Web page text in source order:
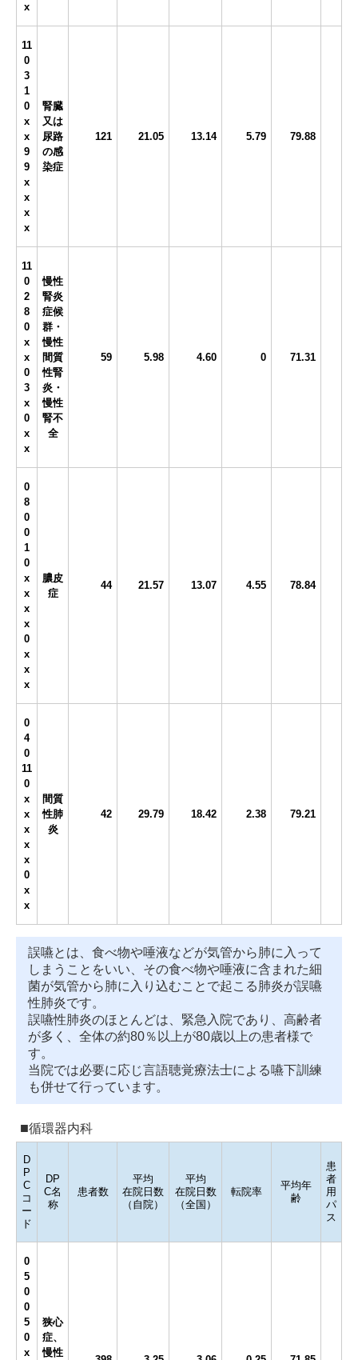
x
11
0
3
1
0
x
x
9
9
x
x
x
x
腎臓
又は
尿路
の感
染症
121 21.05 13.14 5.79 79.88
11
0
2
8
0
x
x
0
3
x
0
x
x
慢性
腎炎
症候
群・
慢性
間質
性腎
炎・
慢性
腎不
全
59 5.98 4.60 0 71.31
0
8
0
0
1
0
x
x
x
x
0
x
x
x
膿皮
症
44 21.57 13.07 4.55 78.84
0
4
0
11
0
x
x
x
x
x
0
x
x
間質
性肺
炎
42 29.79 18.42 2.38 79.21
誤嚥とは、食べ物や唾液などが気管から肺に入って
しまうことをいい、その食べ物や唾液に含まれた細
菌が気管から肺に入り込むことで起こる肺炎が誤嚥
性肺炎です。
誤嚥性肺炎のほとんどは、緊急入院であり、高齢者
が多く、全体の約80％以上が80歳以上の患者様で
す。
当院では必要に応じ言語聴覚療法士による嚥下訓練
も併せて行っています。
循環器内科
D
P
C
コ
ー
ド
DP
C名
称
患者数
平均
在院日数
（自院）
平均
在院日数
（全国）
転院率
平均年
齢
患
者
用
パ
ス
0
5
0
0
5
0
x
狭心
症、
慢性